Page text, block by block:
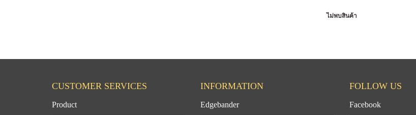
ไม่พบสินค้า
CUSTOMER SERVICES
Product
INFORMATION
Edgebander
FOLLOW US
Facebook